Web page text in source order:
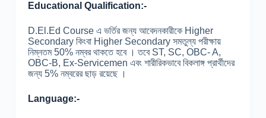
Educational Qualification:-
D.El.Ed Course এ ভর্তির জন্য আবেদনকারীকে Higher
Secondary কিংবা Higher Secondary সমতুল্য পরীক্ষায়
নিম্নতম 50% নম্বর থাকতে হবে । তবে ST, SC, OBC- A,
OBC-B, Ex-Servicemen এবং শারীরিকভাবে বিকলাঙ্গ প্রার্থীদের
জন্য 5% নম্বরের ছাড় রয়েছে ।
Language:-